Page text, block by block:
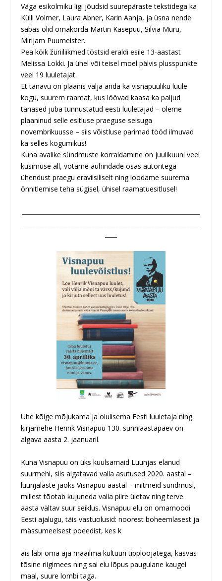
Väga esikolmiku ligi jõudsid suurepäraste tekstidega ka
Külli Volmer, Laura Abner, Karin Aanja, ja üsna nende
sabas olid omakorda Martin Kasepuu, Silvia Muru,
Mirijam Puumeister.
Pea kõik žüriiliikmed tõstsid eraldi esile 13-aastast
Melissa Lokki. Ja ühel või teisel moel pälvis plusspunkte
veel 19 luuletajat.
Et tänavu on plaanis välja anda ka visnapuuliku luule
kogu, suurem raamat, kus löövad kaasa ka paljud
tänased juba tunnustatud eesti luuletajad – oleme
plaaninud selle esitluse praeguse seisuga
novembrikuusse – siis võistluse parimad tööd ilmuvad
ka selles kogumikus!
Kuna avalike sündmuste korraldamine on juulikuuni veel
küsimuse all, võtame auhindade osas autoritega
ühendust praegu eraviisiliselt ning loodame suurema
õnnitlemise teha sügisel, ühisel raamatuesitlusel!
Ühe kõige mõjukama ja olulisema Eesti luuletaja ning
kirjamehe Henrik Visnapuu 130. sünniaastapäev on
algava aasta 2. jaanuaril.
Kuna Visnapuu on üks kuulsamaid Luunjas elanud
suurmehi, siis algatavad valla asutused 2020. aastal –
luunjalaste jaoks Visnapuu aastal – mitmeid sündmusi,
millest tõotab kujuneda valla piire ületav ning terve
aasta vältav suur seiklus.Visnapuu elu on omamoodi
Eesti ajalugu, täis vastuolusid: noorest boheemlasest ja
mässumeelsest poeedist, kes k
äis läbi oma aja maailma kultuuri tipploojatega, kasvas
tõsine riigimees ning sai elu lõpus paugulane kaugel
maal, suure lombi taga.